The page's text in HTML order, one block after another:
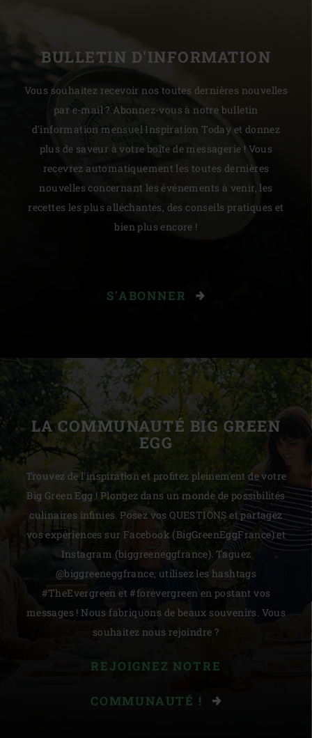
BULLETIN D'INFORMATION
Vous souhaitez recevoir nos toutes dernières nouvelles
par e-mail ? Abonnez-vous à notre bulletin
d'information mensuel Inspiration Today et donnez
plus de saveur à votre boîte de messagerie ! Vous
recevrez automatiquement les toutes dernières
nouvelles concernant les événements à venir, les
recettes les plus alléchantes, des conseils pratiques et
bien plus encore !
S'ABONNER
LA COMMUNAUTÉ BIG GREEN
EGG
Trouvez de l'inspiration et profitez pleinement de votre
Big Green Egg ! Plongez dans un monde de possibilités
culinaires infinies. Posez vos QUESTIONS et partagez
vos expériences sur Facebook (BigGreenEggFrance) et
Instagram (biggreeneggfrance). Taguez
@biggreeneggfrance, utilisez les hashtags
#TheEvergreen et #forevergreen en postant vos
messages ! Nous fabriquons de beaux souvenirs. Vous
souhaitez nous rejoindre ?
REJOIGNEZ NOTRE
COMMUNAUTÉ !